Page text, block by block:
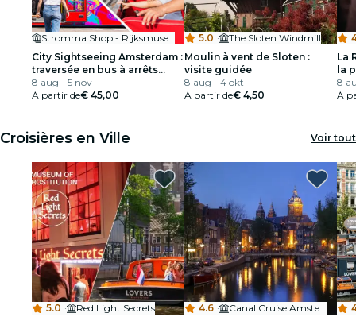
Stromma Shop - Rijksmuseum
City Sightseeing Amsterdam :
traversée en bus à arrêts
multiples et en bateau
8 aug - 5 nov
À partir de€ 45,00
5.0 ·
The Sloten Windmill
Moulin à vent de Sloten :
visite guidée
8 aug - 4 okt
À partir de€ 4,50
La
la
8
À
Croisières en Ville Voir tout
5.0 ·
Red Light Secrets
4.6 ·
Canal Cruise Amsterdam